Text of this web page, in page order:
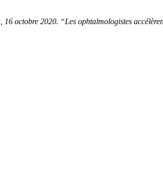
16 octobre 2020. “Les ophtalmologistes